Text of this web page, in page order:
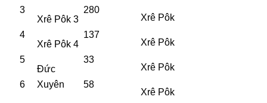
3
4
5
6
Xrê Pôk 3
Xrê Pôk 4
Đức
Xuyên
280
137
33
58
Xrê Pôk
Xrê Pôk
Xrê Pôk
Xrê Pôk